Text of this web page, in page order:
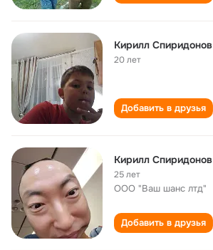
Кирилл Спиридонов
20 лет
Добавить в друзья
Кирилл Спиридонов
25 лет
ООО "Ваш шанс лтд"
Добавить в друзья